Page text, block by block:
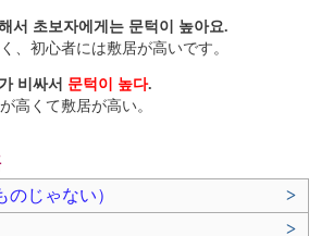
서 초보자에게는 문턱이 높아요.
、初心者には敷居が高いです。
비싸서 문턱이 높다.
高くて敷居が高い。
じゃない）
>
>